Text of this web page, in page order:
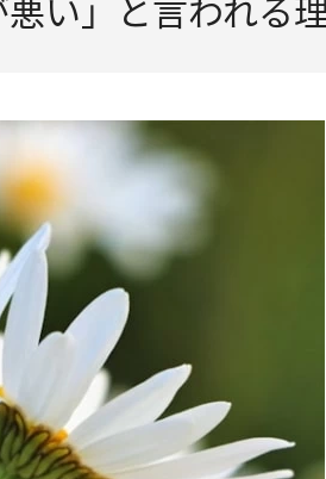
い」と言われる